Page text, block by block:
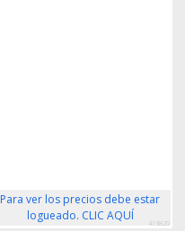
Para ver los precios debe estar
logueado. CLIC AQUÍ
413820